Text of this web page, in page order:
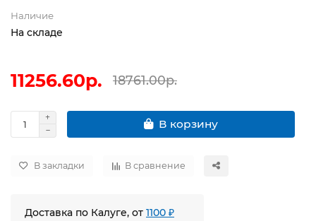
Наличие
На складе
11256.60р. 18761.00р.
В корзину
В закладки В сравнение
Доставка по Калуге, от 1100 ₽